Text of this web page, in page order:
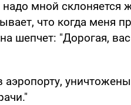
мной склоняется
что когда меня
шепчет: "Дорогая,
аэропорту,